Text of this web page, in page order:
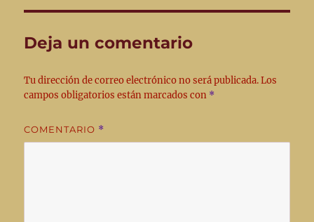
Deja un comentario
Tu dirección de correo electrónico no será publicada. Los
campos obligatorios están marcados con *
COMENTARIO *